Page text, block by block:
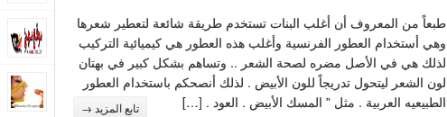
طبعاً من المعروف أن أغلب البنات تستخدم طريقة شائعة لتعطير شعرها
وهي أستخدام العطور الفرنسية وأغلب هذه العطور هي كيميائية التركيب
لذلك هي في الأصل مضره لصحة الشعر .. وتساهم بشكل كبير في بهتان
لون الشعر ليتحول تدريجاً للون الأبيض . لذلك أنصحكم باستخدام العطور
الطبيعيه العربية . مثل ” المسك الأبيض . العود . […]
تابع المزيد →